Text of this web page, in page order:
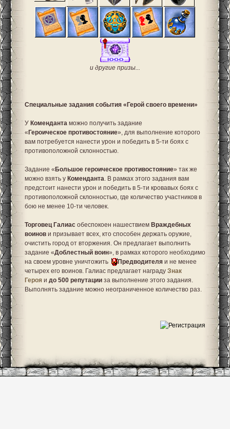
и другие призы...
Специальные задания события «Герой своего времени»
У Коменданта можно получить задание
« Героическое противостояние», для выполнение которого
вам потребуется нанести урон и победить в 5-ти боях с
противоположной склонностью.
Задание « Большое героическое противостояние» так же
можно взять у Коменданта. В рамках этого задания вам
предстоит нанести урон и победить в 5-ти кровавых боях с
противоположной склонностью, где количество участников в
бою не менее 10-ти человек.
Торговец Галиас обеспокоен нашествием Враждебных
воинов и призывает всех, кто способен держать оружие,
очистить город от вторжения. Он предлагает выполнить
задание «Доблестный воин», в рамках которого необходимо
на своем уровне уничтожить
Предводителя и не менее
четырех его воинов. Галиас предлагает награду Знак
Героя и до 500 репутации за выполнение этого задания.
Выполнять задание можно неограниченное количество раз.